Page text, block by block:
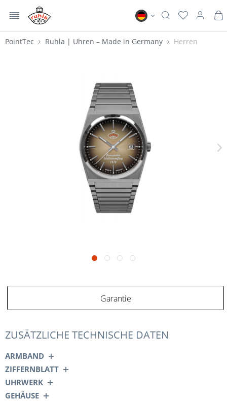
MENÜ
PointTec
Ruhla | Uhren – Made in Germany Herren
Garantie
ZUSÄTZLICHE TECHNISCHE DATEN
ARMBAND
ZIFFERNBLATT
UHRWERK
GEHÄUSE